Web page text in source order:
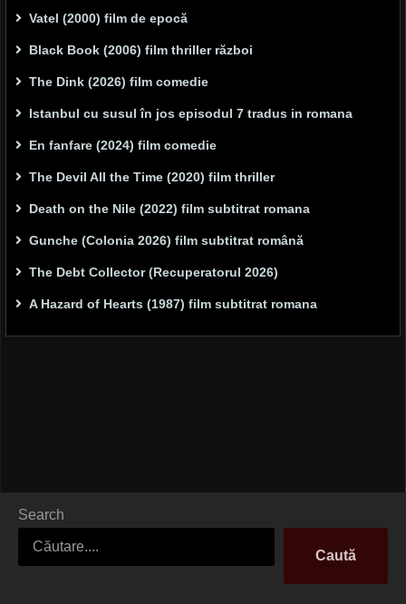
Vatel (2000) film de epocă
Black Book (2006) film thriller război
The Dink (2026) film comedie
Istanbul cu susul în jos episodul 7 tradus in romana
En fanfare (2024) film comedie
The Devil All the Time (2020) film thriller
Death on the Nile (2022) film subtitrat romana
Gunche (Colonia 2026) film subtitrat română
The Debt Collector (Recuperatorul 2026)
A Hazard of Hearts (1987) film subtitrat romana
Search
Caută